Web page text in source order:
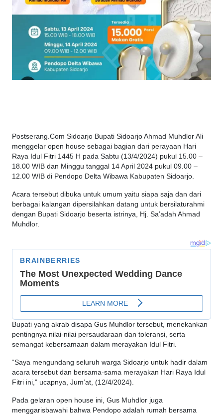
Postserang.Com Sidoarjo Bupati Sidoarjo Ahmad Muhdlor Ali
menggelar open house sebagai bagian dari perayaan Hari
Raya Idul Fitri 1445 H pada Sabtu (13/4/2024) pukul 15.00 –
18.00 WIB dan Minggu tanggal 14 April 2024 pukul 09.00 –
12.00 WIB di Pendopo Delta Wibawa Kabupaten Sidoarjo.
Acara tersebut dibuka untuk umum yaitu siapa saja dan dari
berbagai kalangan dipersilahkan datang untuk bersilaturahmi
dengan Bupati Sidoarjo beserta istrinya, Hj. Sa’adah Ahmad
Muhdlor.
Bupati yang akrab disapa Gus Muhdlor tersebut, menekankan
pentingnya nilai-nilai persaudaraan dan toleransi, serta
semangat kebersamaan dalam merayakan Idul Fitri.
“Saya mengundang seluruh warga Sidoarjo untuk hadir dalam
acara tersebut dan bersama-sama merayakan Hari Raya Idul
Fitri ini,” ucapnya, Jum’at, (12/4/2024).
Pada gelaran open house ini, Gus Muhdlor juga
menggarisbawahi bahwa Pendopo adalah rumah bersama